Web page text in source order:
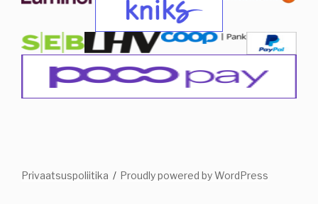
Privaatsuspoliitika Proudly powered by WordPress